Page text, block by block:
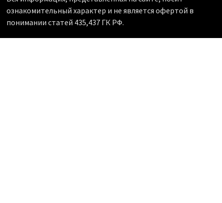
ознакомительный характер и не является офертой в
понимании статей 435,437 ГК РФ.